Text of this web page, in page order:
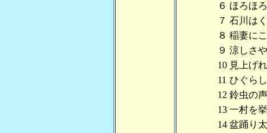
６ ほろほ
７ 石川は
８ 稲妻に
９ 涼しさ
10 見上げ
11 ひぐら
12 鈴虫の
13 一村を
14 盆踊り